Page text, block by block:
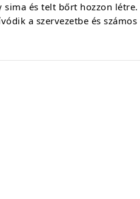
és telt bőrt hozzon létre.
a szervezetbe és